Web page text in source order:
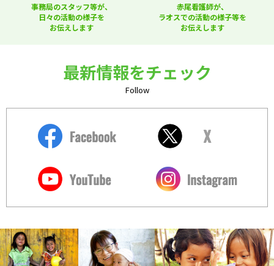
事務局のスタッフ等が、
日々の活動の様子を
お伝えします
赤尾看護師が、
ラオスでの活動の様子等を
お伝えします
最新情報をチェック
Follow